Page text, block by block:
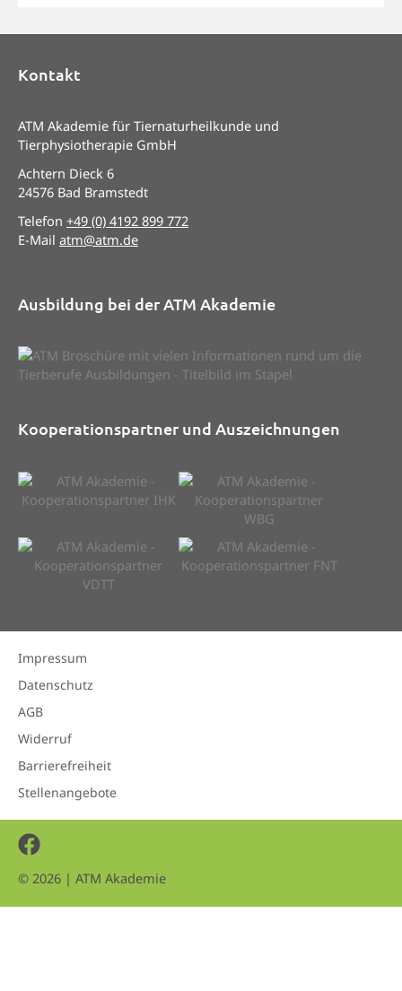
Kontakt
ATM Akademie für Tiernaturheilkunde und
Tierphysiotherapie GmbH
Achtern Dieck 6
24576 Bad Bramstedt
Telefon +49 (0) 4192 899 772
E-Mail atm@atm.de
Ausbildung bei der ATM Akademie
Kooperationspartner und Auszeichnungen
Impressum
Datenschutz
AGB
Widerruf
Barrierefreiheit
Stellenangebote
© 2026 | ATM Akademie
Facebook